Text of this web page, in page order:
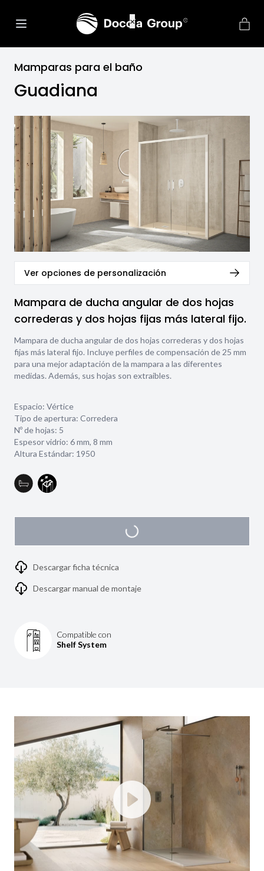
Mamparas para el baño
Guadiana
Ver opciones de personalización
Mampara de ducha angular de dos hojas
correderas y dos hojas fijas más lateral fijo.
Mampara de ducha angular de dos hojas correderas y dos hojas
fijas más lateral fijo. Incluye perfiles de compensación de 25 mm
para una mejor adaptación de la mampara a las diferentes
medidas. Además, sus hojas son extraibles.
Espacio: Vértice
Tipo de apertura: Corredera
Nº de hojas: 5
Espesor vidrio: 6 mm, 8 mm
Altura Estándar: 1950
Descargar ficha técnica
Descargar manual de montaje
Compatible con
Shelf System
×